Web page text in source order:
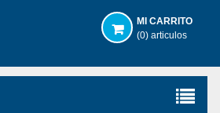
MI CARRITO
(0) articulos